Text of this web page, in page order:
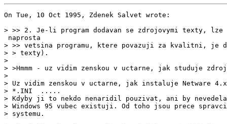
On Tue, 10 Oct 1995, Zdenek Salvet wrote:
> >> 2. Je-li program dodavan se zdrojovymi texty,
naprosta
> >> vetsina programu, ktere povazuji za kvalitni, je
> > texty).
>
> >Hmmm - uz vidim zenskou v uctarne, jak studuje
>
> Uz vidim zenskou v uctarne, jak instaluje Netware 4.x
> *.INI  .....
> Kdyby ji to nekdo nenaridil pouzivat, ani by
> Windows 95 vubec existuji. Od toho jsou prece
> systemu.